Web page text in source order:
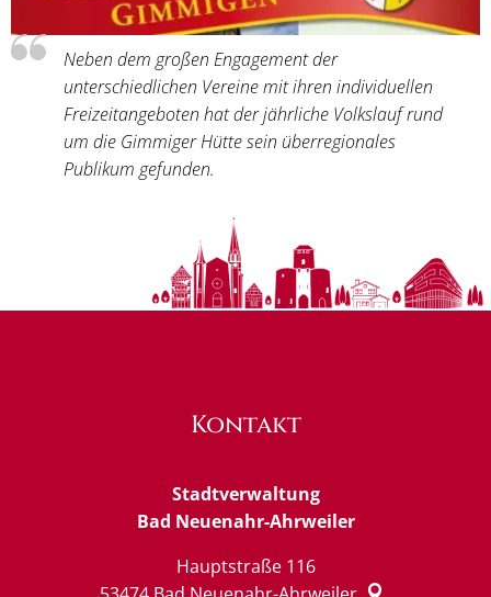
Neben dem großen Engagement der
unterschiedlichen Vereine mit ihren individuellen
Freizeitangeboten hat der jährliche Volkslauf rund
um die Gimmiger Hütte sein überregionales
Publikum gefunden.
Kontakt
Stadtverwaltung
Bad Neuenahr-Ahrweiler
Hauptstraße 116